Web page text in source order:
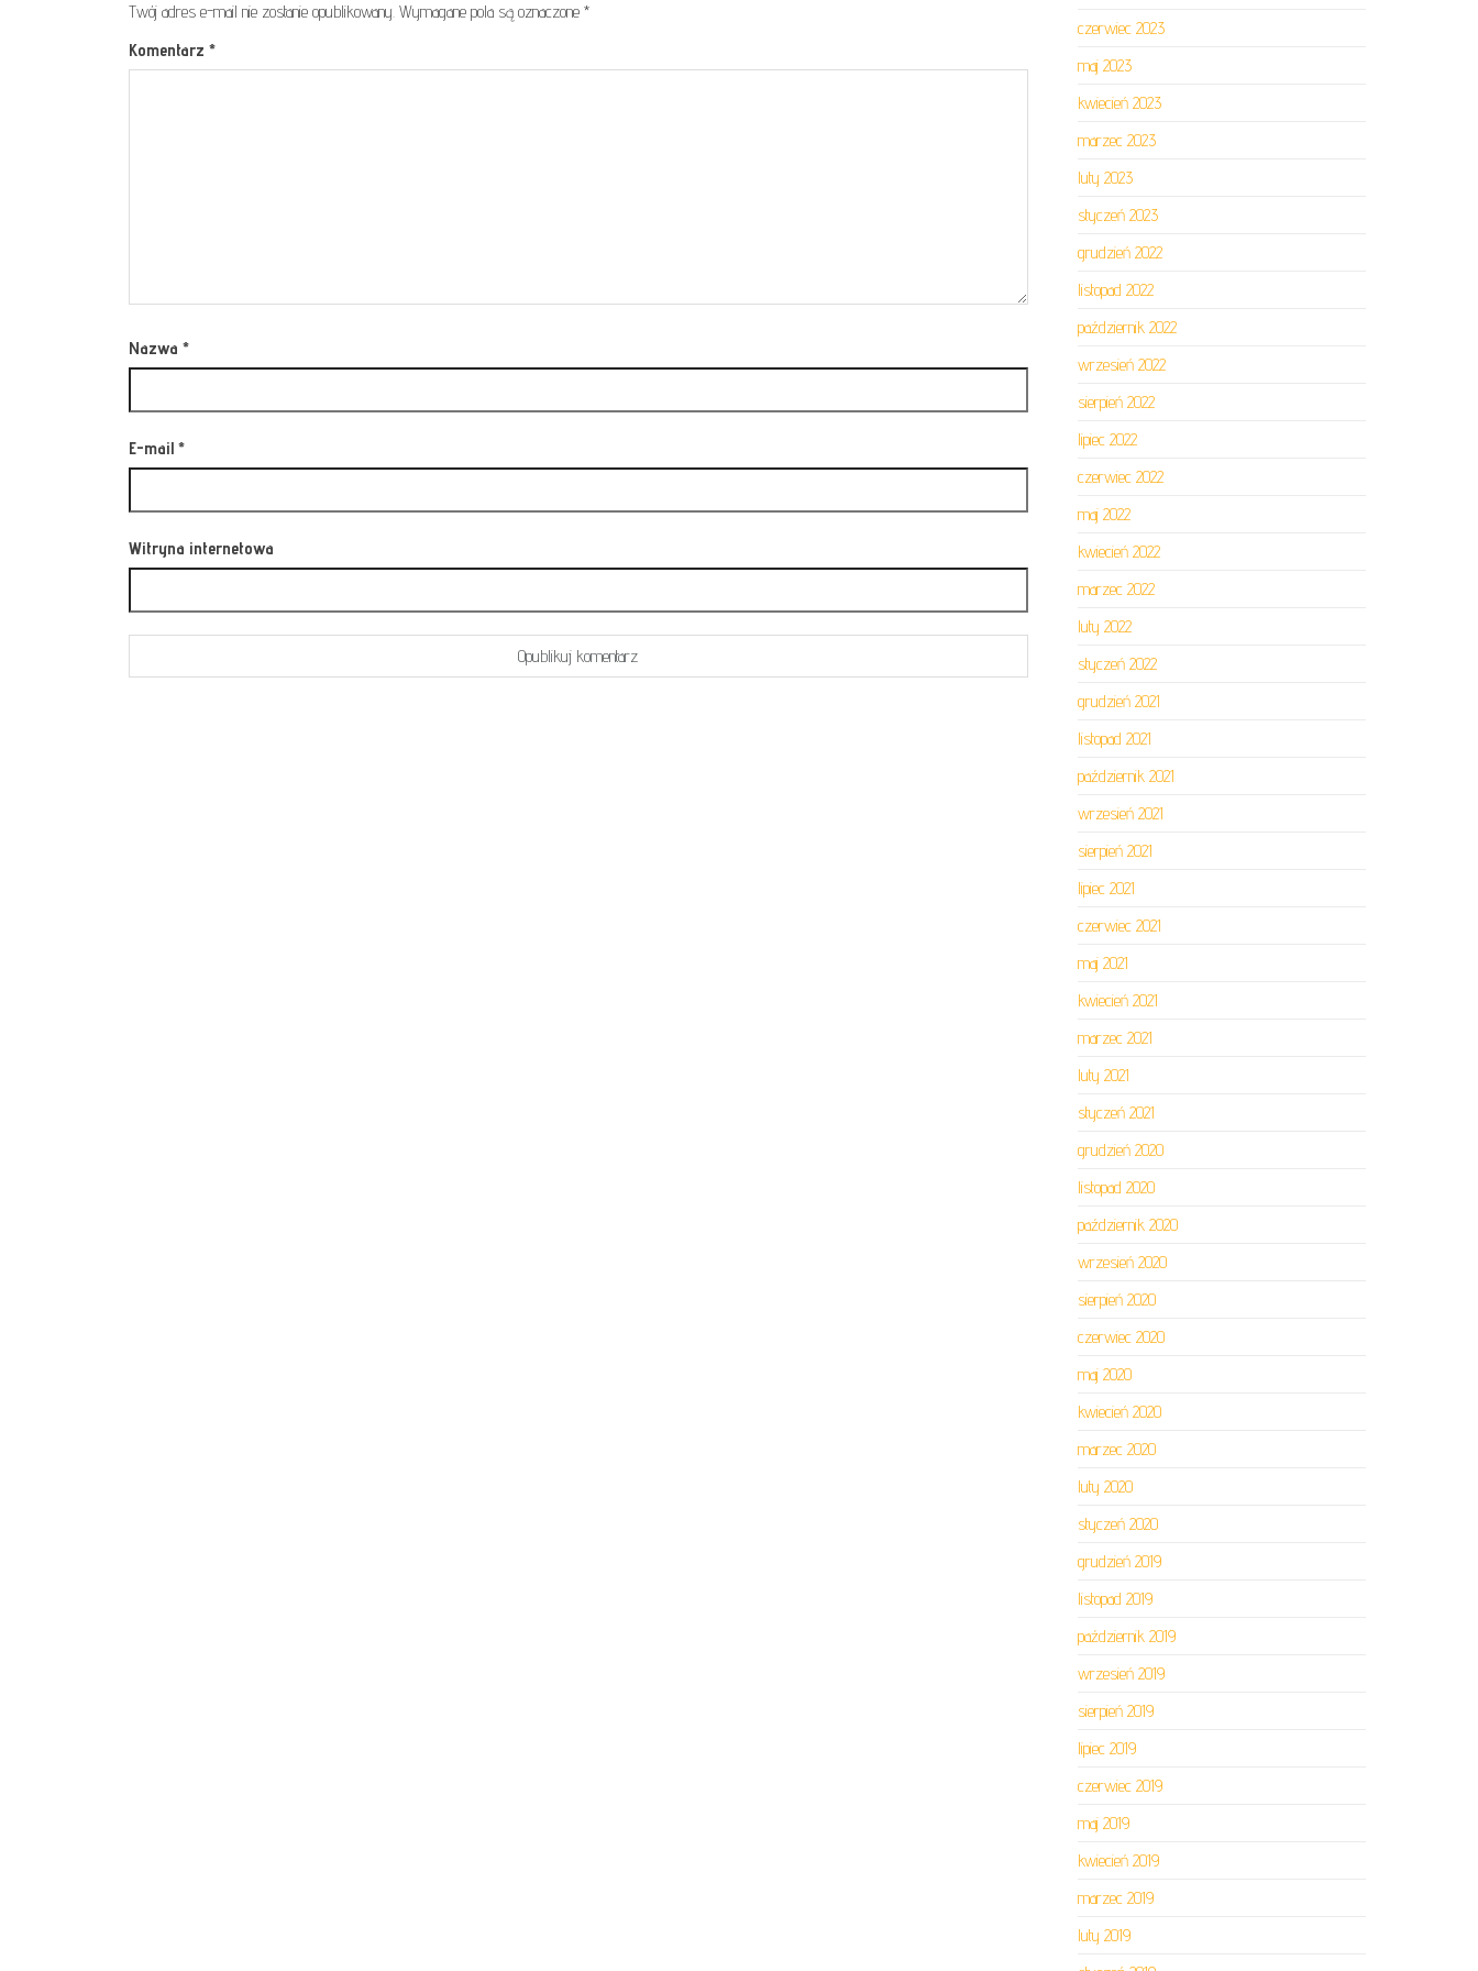
Twój adres e-mail nie zostanie opublikowany. Wymagane pola są oznaczone *
Komentarz *
Nazwa *
E-mail *
Witryna internetowa
czerwiec 2023
maj 2023
kwiecień 2023
marzec 2023
luty 2023
styczeń 2023
grudzień 2022
listopad 2022
październik 2022
wrzesień 2022
sierpień 2022
lipiec 2022
czerwiec 2022
maj 2022
kwiecień 2022
marzec 2022
luty 2022
styczeń 2022
grudzień 2021
listopad 2021
październik 2021
wrzesień 2021
sierpień 2021
lipiec 2021
czerwiec 2021
maj 2021
kwiecień 2021
marzec 2021
luty 2021
styczeń 2021
grudzień 2020
listopad 2020
październik 2020
wrzesień 2020
sierpień 2020
czerwiec 2020
maj 2020
kwiecień 2020
marzec 2020
luty 2020
styczeń 2020
grudzień 2019
listopad 2019
październik 2019
wrzesień 2019
sierpień 2019
lipiec 2019
czerwiec 2019
maj 2019
kwiecień 2019
marzec 2019
luty 2019